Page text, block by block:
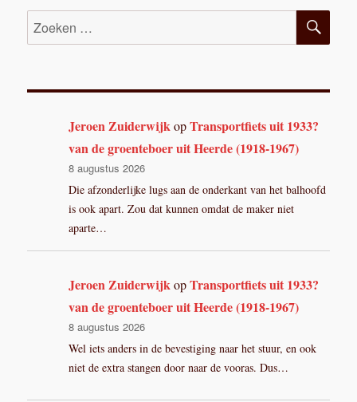
en
reclame
Zoeken
naar:
Jeroen Zuiderwijk opTransportfiets uit 1933?
van de groenteboer uit Heerde (1918-1967)
8 augustus 2026
Die afzonderlijke lugs aan de onderkant van het balhoofd
is ook apart. Zou dat kunnen omdat de maker niet
aparte…
Jeroen Zuiderwijk opTransportfiets uit 1933?
van de groenteboer uit Heerde (1918-1967)
8 augustus 2026
Wel iets anders in de bevestiging naar het stuur, en ook
niet de extra stangen door naar de vooras. Dus…